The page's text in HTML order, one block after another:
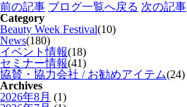
前の記事 ブログ一覧へ戻る 次の記事
Category
Beauty Week Festival(10)
News(180)
イベント情報(18)
セミナー情報(41)
協賛・協力会社 / お勧めアイテム(24)
Archives
2026年8月 (1)